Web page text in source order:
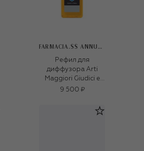
FARMACIA.SS ANNUNZIATA 1561
Рефил для
диффузора Arti
Maggiori Giudici e
Notai (500ml)
9 500 ₽